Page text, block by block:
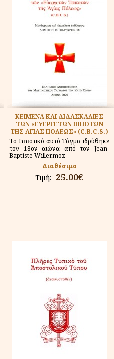
ΚΕΙΜΕΝΑ ΚΑΙ ΔΙΔΑΣΚΑΛΙΕΣ
ΤΩΝ «ΕΥΕΡΓΕΤΩΝ ΙΠΠΟΤΩΝ
ΤΗΣ ΑΓΙΑΣ ΠΟΛΕΩΣ» (C.B.C.S.)
Το Ιπποτικό αυτό Τάγμα ιδρύθηκε
τον 18ον αιώνα από τον Jean-
Baptiste Willermoz
Διαθέσιμο
Τιμή: 25.00€